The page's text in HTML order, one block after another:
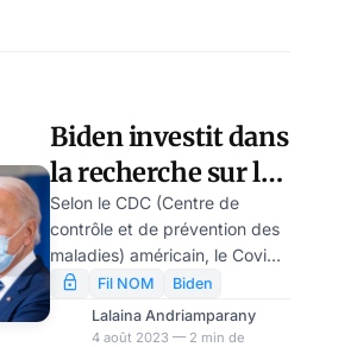
Biden investit dans
la recherche sur le
Covid long
Selon le CDC (Centre de
contrôle et de prévention des
maladies) américain, le Covid
long touche environ un
Américain sur 13.
L’administration Biden a
Fil NOM
Biden
Lalaina Andriamparany
4 août 2023 — 2 min de